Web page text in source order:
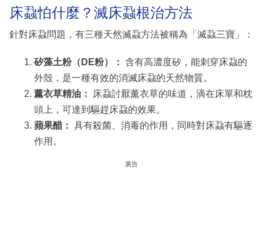
床蝨怕什麼？滅床蝨根治方法
針對床蝨問題，有三種天然滅蝨方法被稱為「滅蝨三寶」：
矽藻土粉（DE粉）： 含有高濃度矽，能刺穿床蝨的
外殼，是一種有效的消滅床蝨的天然物質。
薰衣草精油：
床蝨討厭薰衣草的味道，滴在床單和枕
頭上，可達到驅趕床蝨的效果。
蘋果醋： 具有殺菌、消毒的作用，同時對床蝨有驅逐
作用。
廣告